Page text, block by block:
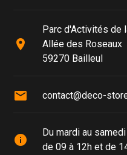
place
Parc d'Activités de
Allée des Roseaux
59270 Bailleul
mail contact@deco-
info
Du mardi au samedi
de 09 à 12h et de